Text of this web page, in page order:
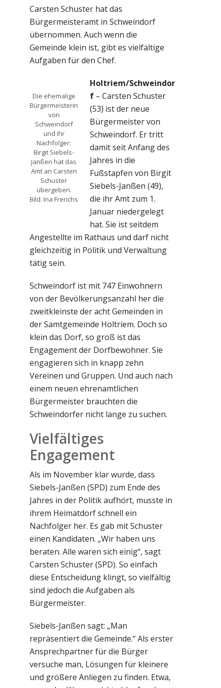
Carsten Schuster hat das
Bürgermeisteramt in Schweindorf
übernommen. Auch wenn die
Gemeinde klein ist, gibt es vielfältige
Aufgaben für den Chef.
Die ehemalige
Bürgermeisterin
von
Schweindorf
und ihr
Nachfolger:
Birgit Siebels-
Janßen hat das
Amt an Carsten
Schuster
übergeben.
Bild: Ina Frerichs
Holtriem/Schweindor
f – Carsten Schuster
(53) ist der neue
Bürgermeister von
Schweindorf. Er tritt
damit seit Anfang des
Jahres in die
Fußstapfen von Birgit
Siebels-Janßen (49),
die ihr Amt zum 1.
Januar niedergelegt
hat. Sie ist seitdem
Angestellte im Rathaus und darf nicht
gleichzeitig in Politik und Verwaltung
tätig sein.
Schweindorf ist mit 747 Einwohnern
von der Bevölkerungsanzahl her die
zweitkleinste der acht Gemeinden in
der Samtgemeinde Holtriem. Doch so
klein das Dorf, so groß ist das
Engagement der Dorfbewohner. Sie
engagieren sich in knapp zehn
Vereinen und Gruppen. Und auch nach
einem neuen ehrenamtlichen
Bürgermeister brauchten die
Schweindorfer nicht lange zu suchen.
Vielfältiges
Engagement
Als im November klar wurde, dass
Siebels-Janßen (SPD) zum Ende des
Jahres in der Politik aufhört, musste in
ihrem Heimatdorf schnell ein
Nachfolger her. Es gab mit Schuster
einen Kandidaten. „Wir haben uns
beraten. Alle waren sich einig“, sagt
Carsten Schuster (SPD). So einfach
diese Entscheidung klingt, so vielfältig
sind jedoch die Aufgaben als
Bürgermeister.
Siebels-Janßen sagt: „Man
repräsentiert die Gemeinde.“ Als erster
Ansprechpartner für die Bürger
versuche man, Lösungen für kleinere
und größere Anliegen zu finden. Etwa,